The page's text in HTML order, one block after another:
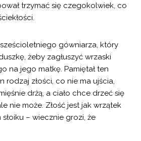
trzymać się czegokolwiek, co
gówniarza, który
żeby zagłuszyć wrzaski
na jego matkę. Pamiętał ten
rodzaj złości, co nie ma ujścia,
drżą, a ciało chce drzeć się
nie może. Złość jest jak wrzątek
– wiecznie grozi, że